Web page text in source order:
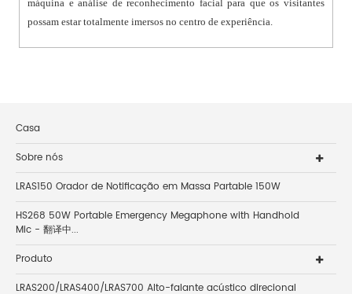
máquina e análise de reconhecimento facial para que os visitantes
possam estar totalmente imersos no centro de experiência.
Casa
Sobre nós
LRAS150 Orador de Notificação em Massa Partable 150W
HS268 50W Portable Emergency Megaphone with Handhold
Mic - 翻译中...
Produto
LRAS200/LRAS400/LRAS700 Alto-falante acústico direcional